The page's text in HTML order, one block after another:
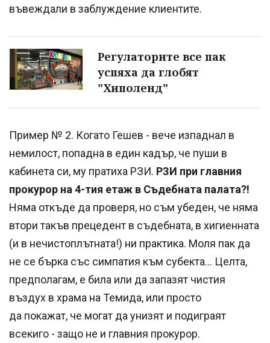
въвеждали в заблуждение клиентите.
Регулаторите все пак
успяха да глобят
"Хиполенд"
Пример № 2. Когато Гешев - вече изпаднал в
немилост, попадна в един кадър, че пуши в
кабинета си, му пратиха РЗИ. РЗИ при главния
прокурор на 4-тия етаж в Съдебната палата?!
Няма откъде да проверя, но съм убеден, че няма
втори такъв прецедент в съдебната, в хигиенната
(и в нечистоплътната!) ни практика. Моля пак да
не се бърка със симпатия към субекта... Целта,
предполагам, е била или да запазят чистия
въздух в храма на Темида, или просто
да покажат, че могат да унизят и подиграят
всекиго - защо не и главния прокурор.